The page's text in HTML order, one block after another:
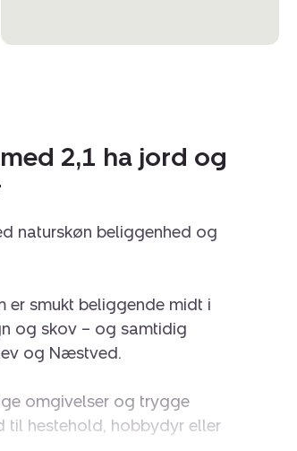
2,1 ha jord og
naturskøn beliggenhed og
er smukt beliggende midt i
og skov – og samtidig
og Næstved.
omgivelser og trygge
til hestehold, hobbydyr eller